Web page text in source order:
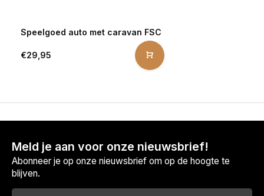
Speelgoed auto met caravan FSC
€29,95
Meld je aan voor onze nieuwsbrief!
Abonneer je op onze nieuwsbrief om op de hoogte te
blijven.